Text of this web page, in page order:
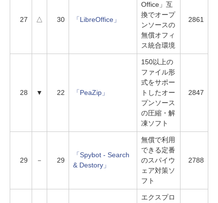
27 △ 30 「LibreOffice」
Office」互
換でオープ
ンソースの
無償オフィ
ス統合環境
2861
28 ▼ 22 「PeaZip」
150以上の
ファイル形
式をサポー
トしたオー
プンソース
の圧縮・解
凍ソフト
2847
29 － 29
「Spybot - Search
& Destory」
無償で利用
できる定番
のスパイウ
ェア対策ソ
フト
2788
エクスプロ